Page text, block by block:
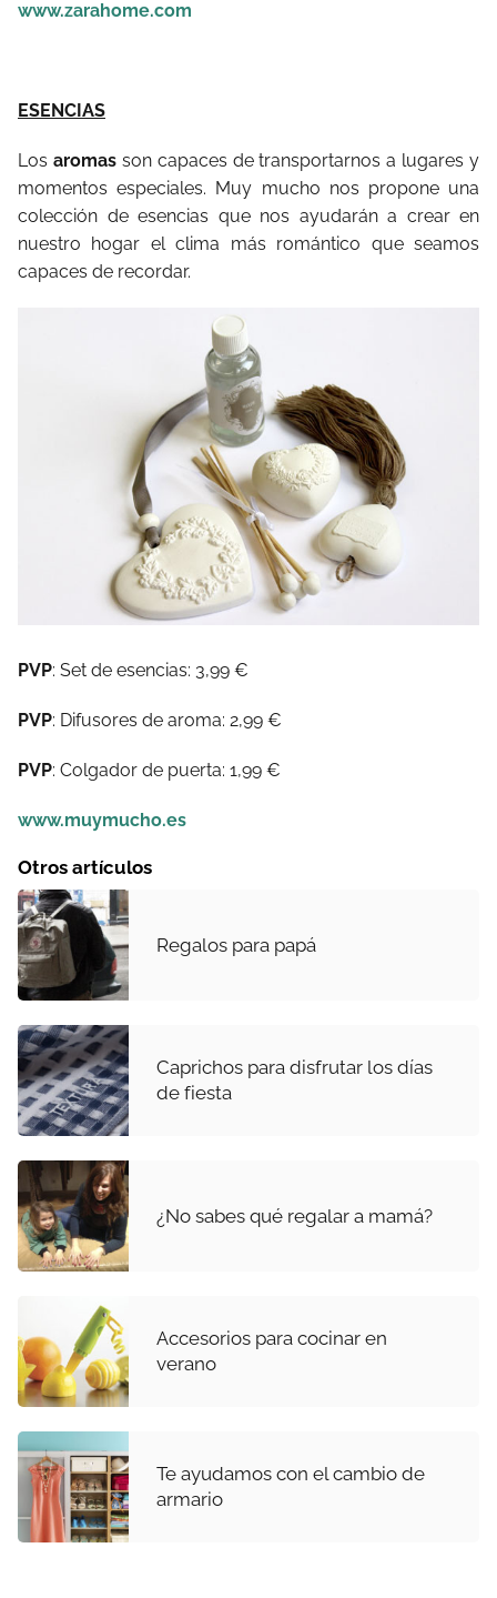
www.zarahome.com
ESENCIAS
Los aromas son capaces de transportarnos a lugares y
momentos especiales. Muy mucho nos propone una
colección de esencias que nos ayudarán a crear en
nuestro hogar el clima más romántico que seamos
capaces de recordar.
PVP: Set de esencias: 3,99 €
PVP: Difusores de aroma: 2,99 €
PVP: Colgador de puerta: 1,99 €
www.muymucho.es
Otros artículos
Regalos para papá
Caprichos para disfrutar los días
de fiesta
¿No sabes qué regalar a mamá?
Accesorios para cocinar en
verano
Te ayudamos con el cambio de
armario